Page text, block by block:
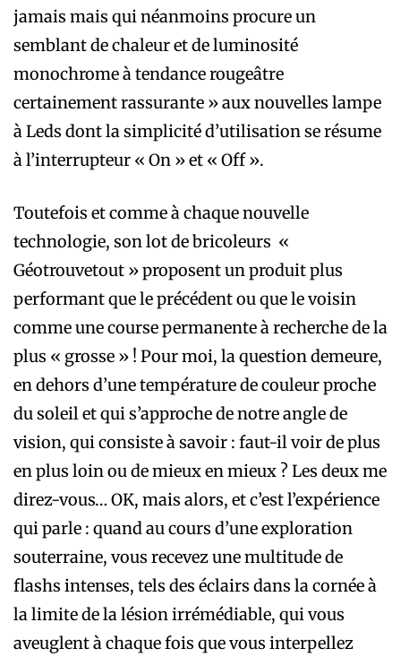
jamais mais qui néanmoins procure un
semblant de chaleur et de luminosité
monochrome à tendance rougeâtre
certainement rassurante » aux nouvelles lampe
à Leds dont la simplicité d’utilisation se résume
à l’interrupteur « On » et « Off ».
Toutefois et comme à chaque nouvelle
technologie, son lot de bricoleurs ­ «
Géotrouvetout » proposent un produit plus
performant que le précédent ou que le voisin
comme une course permanente à recherche de la
plus « grosse » ! Pour moi, la question demeure,
en dehors d’une température de couleur proche
du soleil et qui s’approche de notre angle de
vision, qui consiste à savoir : faut-il voir de plus
en plus loin ou de mieux en mieux ? Les deux me
direz-vous… OK, mais alors, et c’est l’expérience
qui parle : quand au cours d’une exploration
souterraine, vous recevez une multitude de
flashs intenses, tels des éclairs dans la cornée à
la limite de la lésion irrémédiable, qui vous
aveuglent à chaque fois que vous interpellez